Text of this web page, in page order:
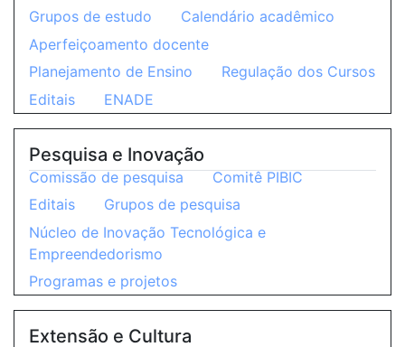
Grupos de estudo
Calendário acadêmico
Aperfeiçoamento docente
Planejamento de Ensino
Regulação dos Cursos
Editais
ENADE
Pesquisa e Inovação
Comissão de pesquisa
Comitê PIBIC
Editais
Grupos de pesquisa
Núcleo de Inovação Tecnológica e
Empreendedorismo
Programas e projetos
Extensão e Cultura